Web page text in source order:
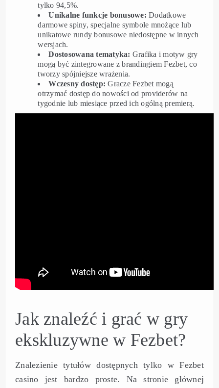
tylko 94,5%.
Unikalne funkcje bonusowe: Dodatkowe
darmowe spiny, specjalne symbole mnożące lub
unikatowe rundy bonusowe niedostępne w innych
wersjach.
Dostosowana tematyka: Grafika i motyw gry
mogą być zintegrowane z brandingiem Fezbet, co
tworzy spójniejsze wrażenia.
Wczesny dostęp: Gracze Fezbet mogą
otrzymać dostęp do nowości od providerów na
tygodnie lub miesiące przed ich ogólną premierą.
Jak znaleźć i grać w gry
ekskluzywne w Fezbet?
Znalezienie tytułów dostępnych tylko w Fezbet
casino jest bardzo proste. Na stronie głównej